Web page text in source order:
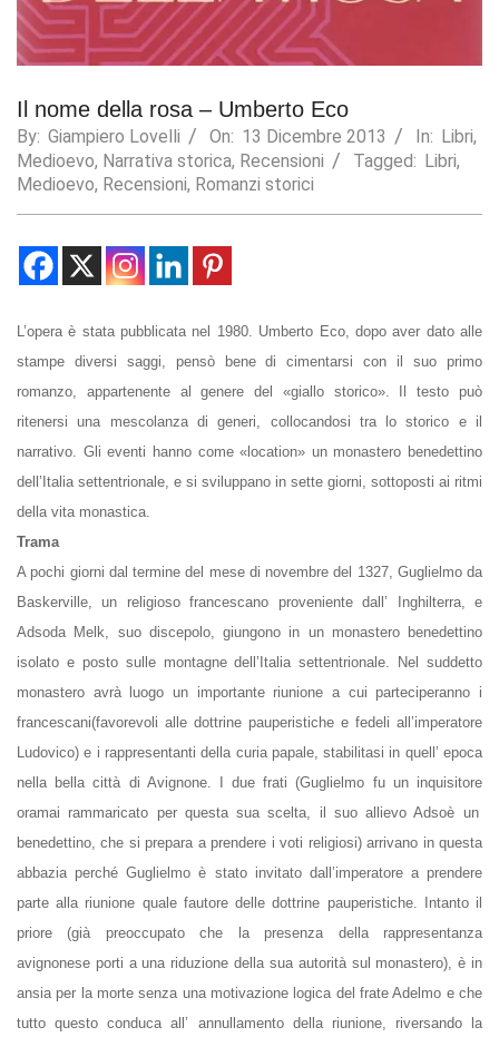
Il nome della rosa – Umberto Eco
By: Giampiero Lovelli On: 13 Dicembre 2013 In: Libri,
Medioevo, Narrativa storica, Recensioni Tagged: Libri,
Medioevo, Recensioni, Romanzi storici
L’opera è stata pubblicata nel 1980. Umberto Eco, dopo aver dato alle
stampe diversi saggi, pensò bene di cimentarsi con il suo primo
romanzo, appartenente al genere del «giallo storico». Il testo può
ritenersi una mescolanza di generi, collocandosi tra lo storico e il
narrativo. Gli eventi hanno come «location» un monastero benedettino
dell’Italia settentrionale, e si sviluppano in sette giorni, sottoposti ai ritmi
della vita monastica
Trama
A pochi giorni dal termine del mese di novembre del 1327, Guglielmo da
Baskerville, un religioso francescano proveniente dall’ Inghilterra, e
Adsoda Melk, suo discepolo, giungono in un monastero benedettino
isolato e posto sulle montagne dell’Italia settentrionale. Nel suddetto
monastero avrà luogo un importante riunione a cui parteciperanno i
francescani(favorevoli alle dottrine pauperistiche e fedeli all’imperatore
Ludovico) e i rappresentanti della curia papale, stabilitasi in quell’ epoca
nella bella città di Avignone. I due frati (Guglielmo fu un inquisitore
oramai rammaricato per questa sua scelta, il suo allievo Adsoè un
benedettino, che si prepara a prendere i voti religiosi) arrivano in questa
abbazia perché Guglielmo è stato invitato dall’imperatore a prendere
parte alla riunione quale fautore delle dottrine pauperistiche. Intanto il
priore (già preoccupato che la presenza della rappresentanza
avignonese porti a una riduzione della sua autorità sul monastero), è in
ansia per la morte senza una motivazione logica del frate Adelmo e che
tutto questo conduca all’ annullamento della riunione, riversando la
Statistics
In order for
improve the
website's
functionality
and
structure,
website is
used.
Experience
In order for
our website
as well as
possible
visit. If you
refuse these
functionality
will
from the
website.
Marketing
By sharing
your
and
behavior as
you visit our
site, you
increase the
chance of
personalized
content and